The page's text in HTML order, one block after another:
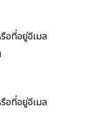
อที่อยู่อีเมล
อที่อยู่อีเมล